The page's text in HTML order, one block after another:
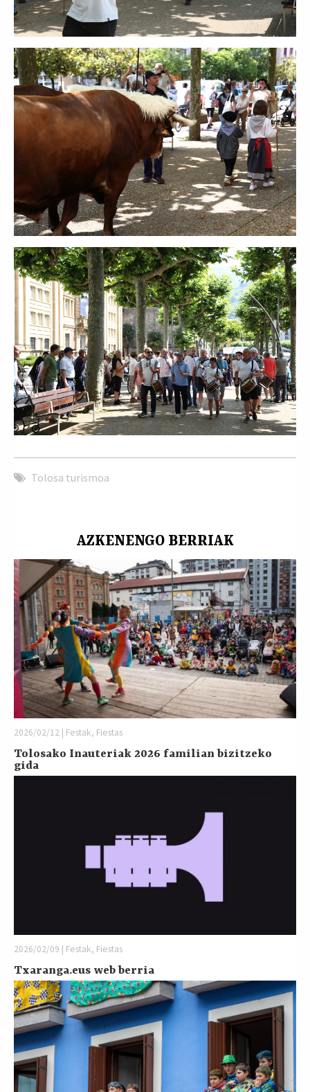
Tolosa turismoa
AZKENENGO BERRIAK
2026/02/12 | Festak, Fiestas
Tolosako Inauteriak 2026 familian bizitzeko
gida
2026/02/09 | Festak, Fiestas
Txaranga.eus web berria